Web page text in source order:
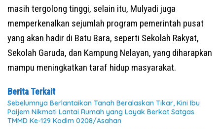
masih tergolong tinggi, selain itu, Mulyadi juga
memperkenalkan sejumlah program pemerintah pusat
yang akan hadir di Batu Bara, seperti Sekolah Rakyat,
Sekolah Garuda, dan Kampung Nelayan, yang diharapkan
mampu meningkatkan taraf hidup masyarakat.
Berita Terkait
Sebelumnya Berlantaikan Tanah Beralaskan Tikar, Kini Ibu
Paijem Nikmati Lantai Rumah yang Layak Berkat Satgas
TMMD Ke-129 Kodim 0208/Asahan